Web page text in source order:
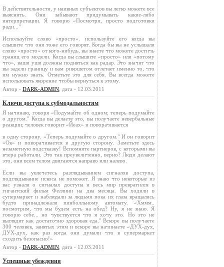
В действительности, у наивных субъектов вы легко можете все
выяснить. Они забывают придумывать какие-либо
интерпретации. Я говорю «Посмотри, просто подготовки
ради..."
Используйте слово «просто». используйте его когда вы
слышите что они тоже его говорят. Когда бы вы не услышали
слово «просто» от кого-нибудь, вы знаете что можете достичь
границ его модели. Когда вы слышите «просто» или «потому
что», ваши уши должны подняться как радар. Это значит что
вы задели границу и вам рикошетом отлетает именно то, что
им нужно знать. Отметьте это для себя. Вы всегда можете
использовать якорение чтобы вернуться к этому.
Автор - DARK-ADMIN , дата - 12.03.2011
Ключи доступа к субмодальностям
Я начинаю, говоря «Подумайте об одном; теперь подумайте
о другом." Когда вы делаете это, вы получаете невербальные
реакции; человек говорит «Йеах» и поворачивается
в одну сторону. «Теперь подумайте о другом." И он говорит
«Ок» и поворачивается в другую сторону. Заметьте здесь
незаметную подстказку! Вспомните партнеров, с которыми вы
вчера работали. Это так преувеличенно, верно? Люди делают
это, они всем телом двигаются направо или налево.
Если вы увлечетесь разглядыванием сигналов доступа,
подглядывание искоса не поможет. Я знаю что некоторые из
вас узнали о сигналах доступа и весь мир превратился в
гигантский фильм Феллини на два месяца. Вы ходили в
супермаркет и наблюдали за людьми пока их глаза вращались
будто принадлежали пинболльному автомату. «Хммм..
посмотрим, что мы будем есть на обед? Ну, я не знаю. Я
говорю себе... но чувствуется что я хочу это. Но это не
выглядит как достаточно здоровая еда." Вскоре вы получаете
300 человек, занятых этим и вскоре вы начинаете «ДУХ-дух,
ДУХ-дух, как раз когда они думали что в супермаркет
сходить безопасно!»
Автор - DARK-ADMIN , дата - 12.03.2011
Успешные убеждения